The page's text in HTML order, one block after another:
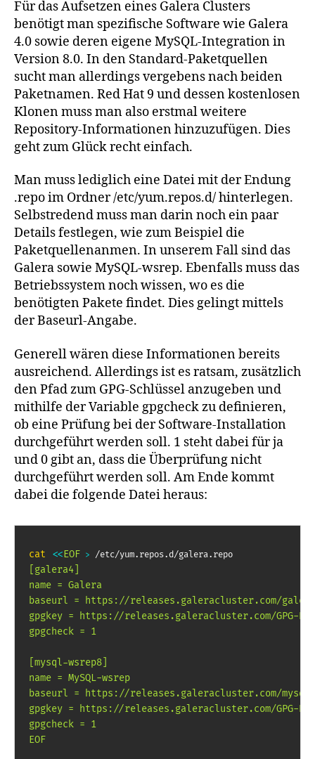
Für das Aufsetzen eines Galera Clusters
benötigt man spezifische Software wie Galera
4.0 sowie deren eigene MySQL-Integration in
Version 8.0. In den Standard-Paketquellen
sucht man allerdings vergebens nach beiden
Paketnamen. Red Hat 9 und dessen kostenlosen
Klonen muss man also erstmal weitere
Repository-Informationen hinzuzufügen. Dies
geht zum Glück recht einfach.
Man muss lediglich eine Datei mit der Endung
.repo im Ordner /etc/yum.repos.d/ hinterlegen.
Selbstredend muss man darin noch ein paar
Details festlegen, wie zum Beispiel die
Paketquellenanmen. In unserem Fall sind das
Galera sowie MySQL-wsrep. Ebenfalls muss das
Betriebssystem noch wissen, wo es die
benötigten Pakete findet. Dies gelingt mittels
der Baseurl-Angabe.
Generell wären diese Informationen bereits
ausreichend. Allerdings ist es ratsam, zusätzlich
den Pfad zum GPG-Schlüssel anzugeben und
mithilfe der Variable gpgcheck zu definieren,
ob eine Prüfung bei der Software-Installation
durchgeführt werden soll. 1 steht dabei für ja
und 0 gibt an, dass die Überprüfung nicht
durchgeführt werden soll. Am Ende kommt
dabei die folgende Datei heraus:
cat << EOF > /etc/yum.repos.d/galera.repo
[galera4]
name = Galera
baseurl = https://releases.galeracluster.com/
gpgkey = https://releases.galeracluster.com/GPG-
gpgcheck = 1
[mysql-wsrep8]
name = MySQL-wsrep
baseurl = https://releases.galeracluster.com/mysql-
gpgkey = https://releases.galeracluster.com/GPG-
gpgcheck = 1
EOF